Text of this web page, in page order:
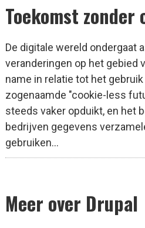
Toekomst zonder
De digitale wereld ondergaat
veranderingen op het gebied
name in relatie tot het
zogenaamde "cookie-less
steeds vaker opduikt, en het
bedrijven gegevens
gebruiken...
Meer over Drupal